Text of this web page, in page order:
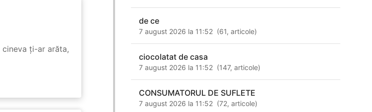
cineva ți-ar arăta,
de ce
7 august 2026 la 11:52 (61,articole)
ciocolatat de casa
7 august 2026 la 11:52 (147,articole)
CONSUMATORUL DE SUFLETE
7 august 2026 la 11:52 (72,articole)